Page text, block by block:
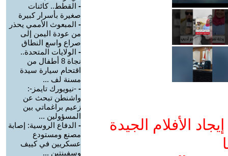
الأفلام الجيدة
- القطط.. كائنات
صغيرة بأسرار كبيرة
- المبعوث الأممي يحذر
من عودة اليمن إلى
صراع واسع النطاق
- الولايات المتحدة..
نجاة 8 أطفال من
اقتحام سيارة سيدة
مسنة لف ...
- -نيويورك تايمز-:
واشنطن تبحث عن
زعيم براغماتي بين
المسؤولين ...
- الدفاع الروسية: إصابة
مصنع ومستودع
عسكريين في كييف
وسفينتين ...